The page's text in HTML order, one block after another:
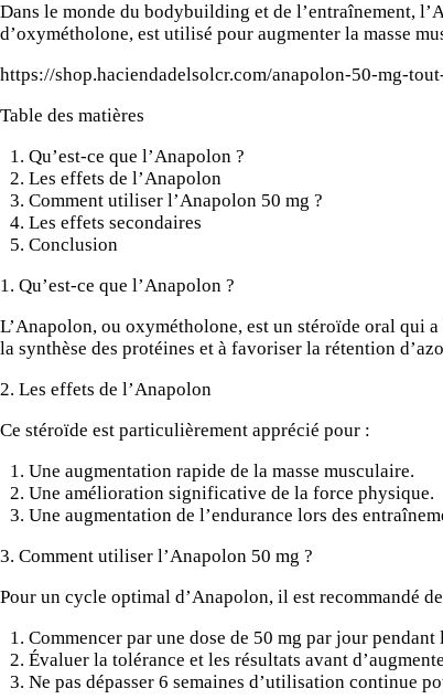
Dans le monde du bodybuilding et de l’entraînement,
d’oxymétholone, est utilisé pour augmenter la masse
https://shop.haciendadelsolcr.com/anapolon-50-mg-
Table des matières
Qu’est-ce que l’Anapolon ?
Les effets de l’Anapolon
Comment utiliser l’Anapolon 50 mg ?
Les effets secondaires
Conclusion
1. Qu’est-ce que l’Anapolon ?
L’Anapolon, ou oxymétholone, est un stéroïde oral qui
la synthèse des protéines et à favoriser la rétention
2. Les effets de l’Anapolon
Ce stéroïde est particulièrement apprécié pour :
Une augmentation rapide de la masse musculaire.
Une amélioration significative de la force physique.
Une augmentation de l’endurance lors des
3. Comment utiliser l’Anapolon 50 mg ?
Pour un cycle optimal d’Anapolon, il est recommandé
Commencer par une dose de 50 mg par jour pendant
Évaluer la tolérance et les résultats avant
Ne pas dépasser 6 semaines d’utilisation continue